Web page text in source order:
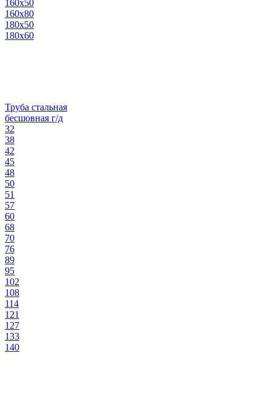
160х50
160х80
180х50
180х60
Труба стальная
бесшовная г/д
32
38
42
45
48
50
51
57
60
68
70
76
89
95
102
108
114
121
127
133
140